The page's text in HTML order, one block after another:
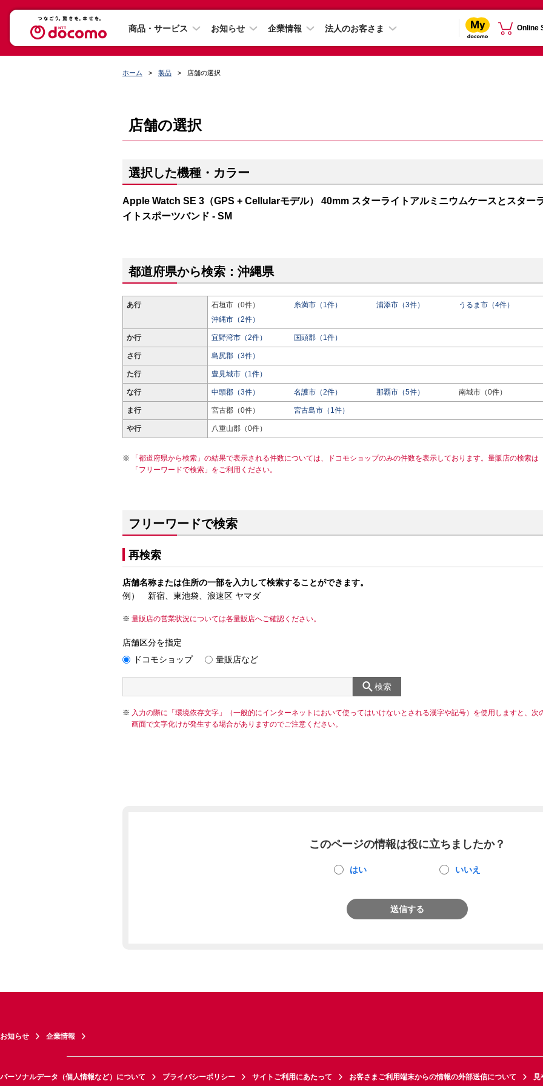
商品・サービス お知らせ 企業情報 法人のお客さま Online
ホーム 製品 店舗の選択
店舗の選択
選択した機種・カラー
Apple Watch SE 3（GPS + Cellularモデル） 40mm スターライトアルミニウムケースとスター
イトスポーツバンド - SM
都道府県から検索：沖縄県
あ行 石垣市（0件） 糸満市（1件） 浦添市（3件）
うるま市（4件）
沖縄市（2件）
か行 宜野湾市（2件） 国頭郡（1件）
さ行 島尻郡（3件）
た行 豊見城市（1件）
な行 中頭郡（3件） 名護市（2件） 那覇市（5件） 南城市（0件）
ま行 宮古郡（0件） 宮古島市（1件）
や行 八重山郡（0件）
「都道府県から検索」の結果で表示される件数については、ドコモショップのみの件数を表示しております。量販店の検索は
「フリーワードで検索」をご利用ください。
フリーワードで検索
再検索
店舗名称または住所の一部を入力して検索することができます。
例） 新宿、東池袋、浪速区 ヤマダ
量販店の営業状況については各量販店へご確認ください。
店舗区分を指定
ドコモショップ
量販店など
検索
入力の際に「環境依存文字」（一般的にインターネットにおいて使ってはいけないとされる漢字や記号）を使用しますと、次
画面で文字化けが発生する場合がありますのでご注意ください。
このページの情報は役に立ちましたか？
はい いいえ
送信する
お知らせ 企業情報
パーソナルデータ（個人情報など）について プライバシーポリシー サイトご利用にあたって お客さまご利用端末からの情報の外部送信について 見